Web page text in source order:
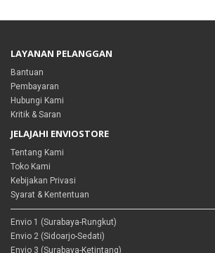
LAYANAN PELANGGAN
Bantuan
Pembayaran
Hubungi Kami
Kritik & Saran
JELAJAHI ENVIOSTORE
Tentang Kami
Toko Kami
Kebijakan Privasi
Syarat & Kententuan
Envio 1 (Surabaya-Rungkut)
Envio 2 (Sidoarjo-Sedati)
Envio 3 (Surabaya-Ketintang)